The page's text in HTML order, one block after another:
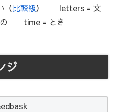
（比較級） letters = 文
time = とき
ジ